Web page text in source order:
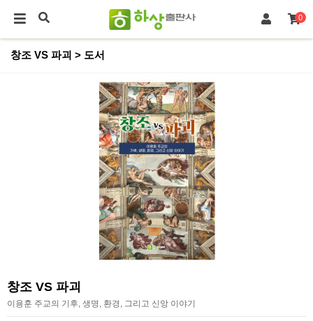
0
창조 VS 파괴 > 도서
창조 VS 파괴
이용훈 주교의 기후, 생명, 환경, 그리고 신앙 이야기